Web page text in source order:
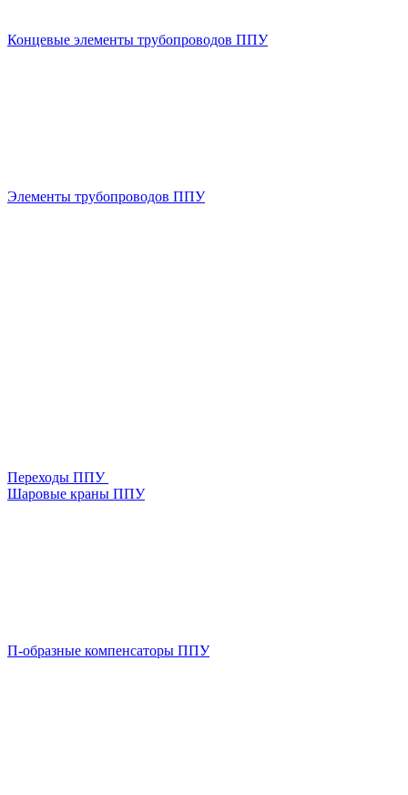
Концевые элементы трубопроводов ППУ
Элементы трубопроводов ППУ
Переходы ППУ
Шаровые краны ППУ
П-образные компенсаторы ППУ